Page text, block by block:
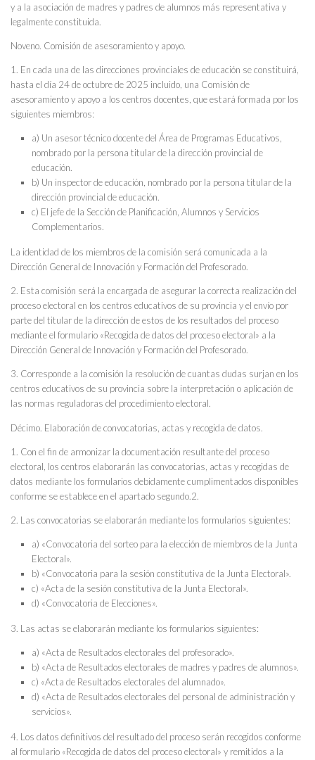
y a la asociación de madres y padres de alumnos más representativa y
legalmente constituida.
Noveno. Comisión de asesoramiento y apoyo.
1. En cada una de las direcciones provinciales de educación se constituirá,
hasta el día 24 de octubre de 2025 incluido, una Comisión de
asesoramiento y apoyo a los centros docentes, que estará formada por los
siguientes miembros:
a) Un asesor técnico docente del Área de Programas Educativos,
nombrado por la persona titular de la dirección provincial de
educación.
b) Un inspector de educación, nombrado por la persona titular de la
dirección provincial de educación.
c) El jefe de la Sección de Planificación, Alumnos y Servicios
Complementarios.
La identidad de los miembros de la comisión será comunicada a la
Dirección General de Innovación y Formación del Profesorado.
2. Esta comisión será la encargada de asegurar la correcta realización del
proceso electoral en los centros educativos de su provincia y el envío por
parte del titular de la dirección de estos de los resultados del proceso
mediante el formulario «Recogida de datos del proceso electoral» a la
Dirección General de Innovación y Formación del Profesorado.
3. Corresponde a la comisión la resolución de cuantas dudas surjan en los
centros educativos de su provincia sobre la interpretación o aplicación de
las normas reguladoras del procedimiento electoral.
Décimo. Elaboración de convocatorias, actas y recogida de datos.
1. Con el fin de armonizar la documentación resultante del proceso
electoral, los centros elaborarán las convocatorias, actas y recogidas de
datos mediante los formularios debidamente cumplimentados disponibles
conforme se establece en el apartado segundo.2.
2. Las convocatorias se elaborarán mediante los formularios siguientes:
a) «Convocatoria del sorteo para la elección de miembros de la Junta
Electoral».
b) «Convocatoria para la sesión constitutiva de la Junta Electoral».
c) «Acta de la sesión constitutiva de la Junta Electoral».
d) «Convocatoria de Elecciones».
3. Las actas se elaborarán mediante los formularios siguientes:
a) «Acta de Resultados electorales del profesorado».
b) «Acta de Resultados electorales de madres y padres de alumnos».
c) «Acta de Resultados electorales del alumnado».
d) «Acta de Resultados electorales del personal de administración y
servicios».
4. Los datos definitivos del resultado del proceso serán recogidos conforme
al formulario «Recogida de datos del proceso electoral» y remitidos a la